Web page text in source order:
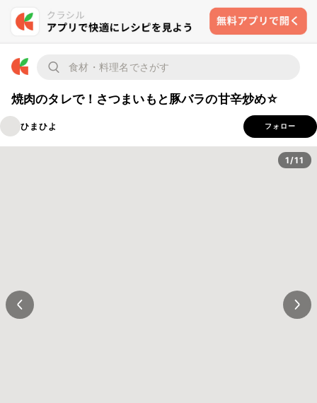
焼肉のタレで！さつまいもと豚バラの甘辛炒め☆
ひまひよ フォロー
1/11